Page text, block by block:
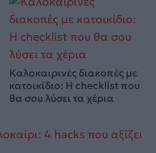
Καλοκαιρινές διακοπές με
κατοικίδιο: Η checklist που
θα σου λύσει τα χέρια